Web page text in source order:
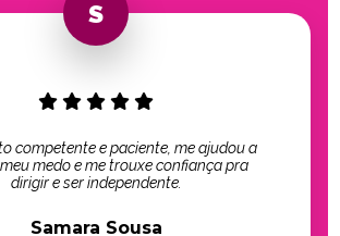
competente e paciente, me ajudou a
medo e me trouxe confiança pra
dirigir e ser independente.
Samara Sousa